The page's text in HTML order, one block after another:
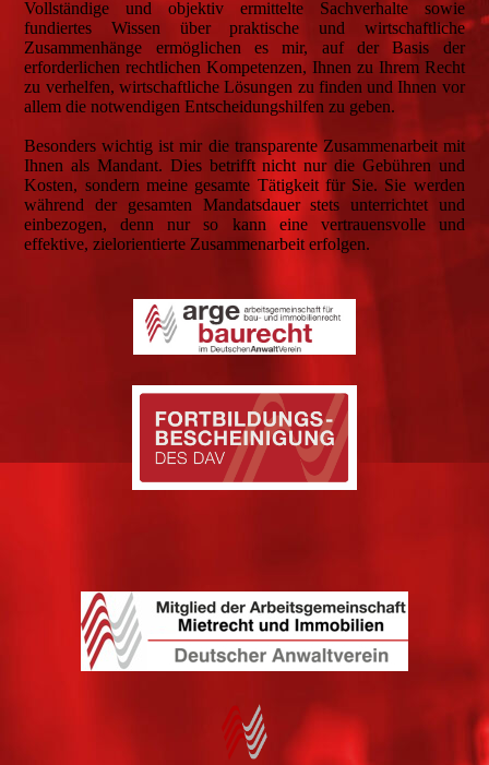
Vollständige und objektiv ermittelte Sachverhalte sowie
fundiertes Wissen über praktische und wirtschaftliche
Zusammenhänge ermöglichen es mir, auf der Basis der
erforderlichen rechtlichen Kompetenzen, Ihnen zu Ihrem Recht
zu verhelfen, wirtschaftliche Lösungen zu finden und Ihnen vor
allem die notwendigen Entscheidungshilfen zu geben.
Besonders wichtig ist mir die transparente Zusammenarbeit mit
Ihnen als Mandant. Dies betrifft nicht nur die Gebühren und
Kosten, sondern meine gesamte Tätigkeit für Sie. Sie werden
während der gesamten Mandatsdauer stets unterrichtet und
einbezogen, denn nur so kann eine vertrauensvolle und
effektive, zielorientierte Zusammenarbeit erfolgen.